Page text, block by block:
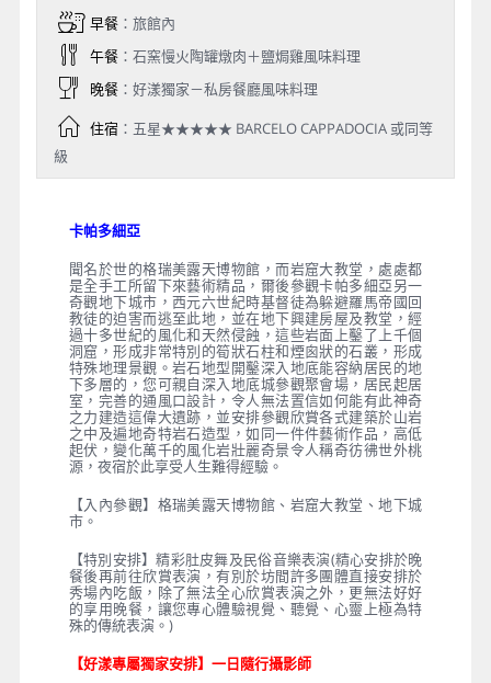
早餐：旅館內
午餐：石窯慢火陶罐燉肉＋鹽焗雞風味料理
晚餐：好漾獨家－私房餐廳風味料理
住宿：五星★★★★★ BARCELO CAPPADOCIA 或同等
級
卡帕多細亞
聞名於世的格瑞美露天博物館，而岩窟大教堂，處處都
是全手工所留下來藝術精品，爾後參觀卡帕多細亞另一
奇觀地下城市，西元六世紀時基督徒為躲避羅馬帝國回
教徒的迫害而逃至此地，並在地下興建房屋及教堂，經
過十多世紀的風化和天然侵蝕，這些岩面上鑿了上千個
洞窟，形成非常特別的筍狀石柱和煙囪狀的石叢，形成
特殊地理景觀。岩石地型開鑿深入地底能容納居民的地
下多層的，您可親自深入地底城參觀聚會場，居民起居
室，完善的通風口設計，令人無法置信如何能有此神奇
之力建造這偉大遺跡，並安排參觀欣賞各式建築於山岩
之中及遍地奇特岩石造型，如同一件件藝術作品，高低
起伏，變化萬千的風化岩壯麗奇景令人稱奇彷彿世外桃
源，夜宿於此享受人生難得經驗。
【入內參觀】格瑞美露天博物館、岩窟大教堂、地下城
市。
【特別安排】精彩肚皮舞及民俗音樂表演(精心安排於晚
餐後再前往欣賞表演，有別於坊間許多團體直接安排於
秀場內吃飯，除了無法全心欣賞表演之外，更無法好好
的享用晚餐，讓您專心體驗視覺、聽覺、心靈上極為特
殊的傳統表演。)
【好漾專屬獨家安排】一日隨行攝影師